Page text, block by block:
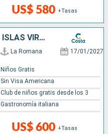
US$ 580 +Tasas
REP. DOMINICANA, ANTILLAS, ISLAS VÍRGENES
La Romana 17/01/2027
US$ 600 +Tasas
Niños Gratis
Sin Visa Americana
Club de niños gratis desde los 3
Gastronomía italiana